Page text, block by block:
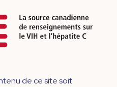
de ce site soit